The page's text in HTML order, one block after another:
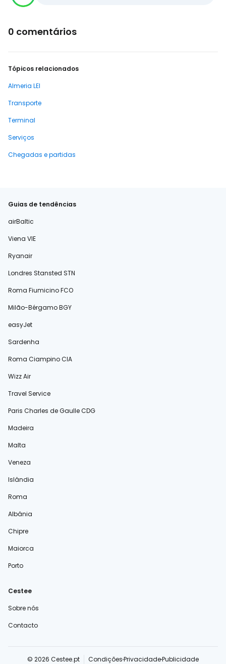
0 comentários
Tópicos relacionados
Almeria LEI
Transporte
Terminal
Serviços
Chegadas e partidas
Guias de tendências
airBaltic
Viena VIE
Ryanair
Londres Stansted STN
Roma Fiumicino FCO
Milão-Bérgamo BGY
easyJet
Sardenha
Roma Ciampino CIA
Wizz Air
Travel Service
Paris Charles de Gaulle CDG
Madeira
Malta
Veneza
Islândia
Roma
Albânia
Chipre
Maiorca
Porto
Cestee
Sobre nós
Contacto
© 2026 Cestee.pt CondiçõesPrivacidadePublicidade